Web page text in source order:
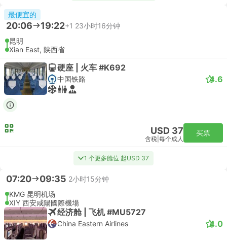
最便宜的
20:06 19:22+1 23小时16分钟
昆明
Xian East, 陕西省
硬座 | 火车 #K692
中国铁路 4.6
USD 37
含税 每个成人
买票
1 个更多舱位 起USD 37
07:20 09:35 2小时15分钟
KMG 昆明机场
XIY 西安咸陽國際機場
经济舱 | 飞机 #MU5727
China Eastern Airlines 4.0